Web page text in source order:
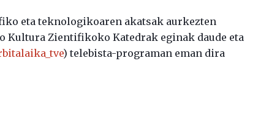
eta teknologikoaren akatsak aurkezten
Kultura Zientifikoko Katedrak eginak daude eta
) telebista-programan eman dira